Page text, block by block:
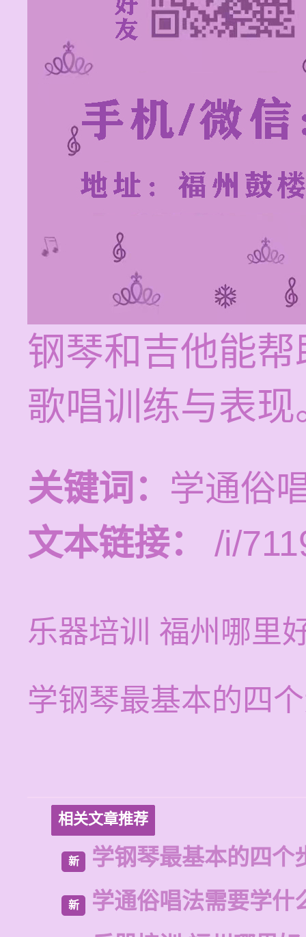
钢琴和吉他能
歌唱训练与表现
关键词： 学通俗
文本链接：
/i/
乐器培训 福州哪里
学钢琴最基本的四
相关文章推荐
新 学钢琴最基本的四个
新
学通俗唱法需要学什